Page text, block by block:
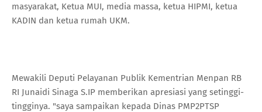
masyarakat, Ketua MUI, media massa, ketua HIPMI, ketua
KADIN dan ketua rumah UKM.
Mewakili Deputi Pelayanan Publik Kementrian Menpan RB
RI Junaidi Sinaga S.IP memberikan apresiasi yang setinggi-
tingginya. "saya sampaikan kepada Dinas PMP2PTSP